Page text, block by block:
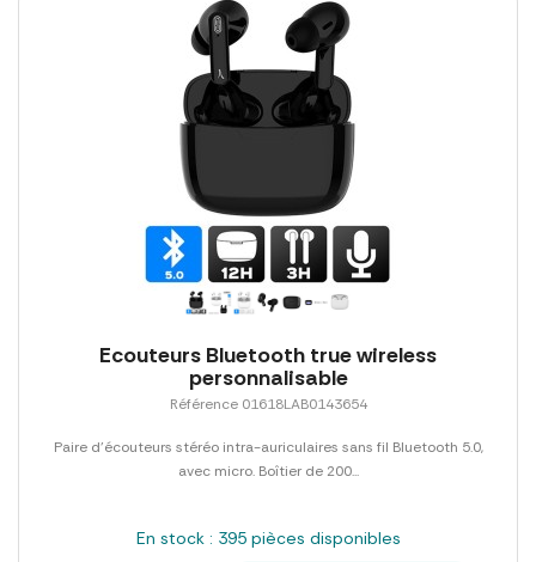
Ecouteurs Bluetooth true wireless
personnalisable
Référence 01618LAB0143654
Paire d'écouteurs stéréo intra-auriculaires sans fil Bluetooth 5.0,
avec micro. Boîtier de 200...
En stock : 395 pièces disponibles